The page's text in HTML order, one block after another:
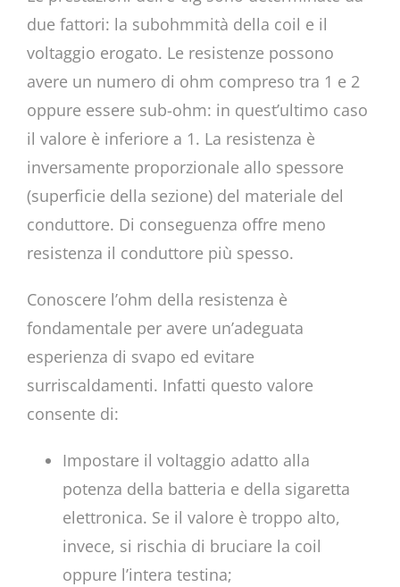
due fattori: la subohmmità della coil e il
voltaggio erogato. Le resistenze possono
avere un numero di ohm compreso tra 1 e 2
oppure essere sub-ohm: in quest’ultimo caso
il valore è inferiore a 1. La resistenza è
inversamente proporzionale allo spessore
(superficie della sezione) del materiale del
conduttore. Di conseguenza offre meno
resistenza il conduttore più spesso.
Conoscere l’ohm della resistenza è
fondamentale per avere un’adeguata
esperienza di svapo ed evitare
surriscaldamenti. Infatti questo valore
consente di:
Impostare il voltaggio adatto alla
potenza della batteria e della sigaretta
elettronica. Se il valore è troppo alto,
invece, si rischia di bruciare la coil
oppure l’intera testina;